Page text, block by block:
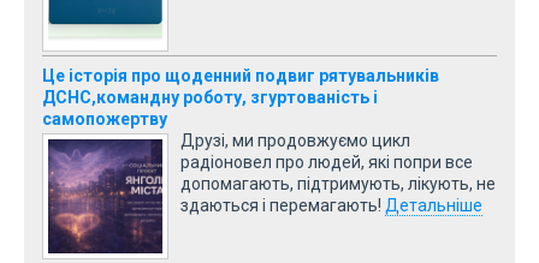
Це історія про щоденний подвиг рятувальників
ДСНС,командну роботу, згуртованість і
самопожертву
Друзі, ми продовжуємо цикл
радіоновел про людей, які попри все
допомагають, підтримують, лікують, не
здаються і перемагають! Детальніше